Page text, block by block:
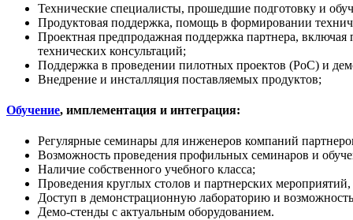
Технические специалисты, прошедшие подготовку и
Продуктовая поддержка, помощь в формировании
Проектная предпродажная поддержка партнера, включая
технических консультаций;
Поддержка в проведении пилотных проектов (PoC) и
Внедрение и инсталляция поставляемых продуктов;
Обучение, имплементация и интеграция:
Регулярные семинары для инженеров компаний
Возможность проведения профильных семинаров и
Наличие собственного учебного класса;
Проведения круглых столов и партнерских
Доступ в демонстрационную лабораторию и
Демо-стенды с актуальным оборудованием.